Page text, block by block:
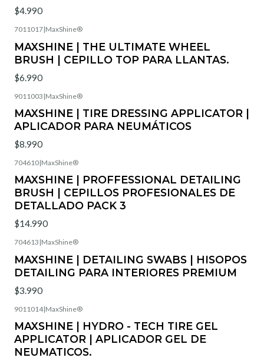
$4.990
7011017|MaxShine®
MAXSHINE | THE ULTIMATE WHEEL
BRUSH | CEPILLO TOP PARA LLANTAS.
$6.990
9011003 |MaxShine®
MAXSHINE | TIRE DRESSING APPLICATOR |
APLICADOR PARA NEUMÁTICOS
$8.990
704610|MaxShine®
MAXSHINE | PROFFESSIONAL DETAILING
BRUSH | CEPILLOS PROFESIONALES DE
DETALLADO PACK 3
$14.990
704613 |MaxShine®
MAXSHINE | DETAILING SWABS | HISOPOS
DETAILING PARA INTERIORES PREMIUM
$3.990
9011014|MaxShine®
MAXSHINE | HYDRO - TECH TIRE GEL
APPLICATOR | APLICADOR GEL DE
NEUMATICOS.